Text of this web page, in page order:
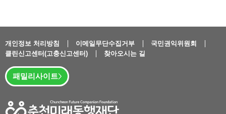
개인정보 처리방침 이메일무단수집거부
국민권익위원회
클린신고센터(고충신고센터)
찾아오시는 길
패밀리사이트